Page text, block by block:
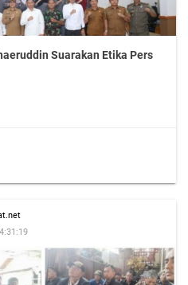
Suarakan Etika Pers